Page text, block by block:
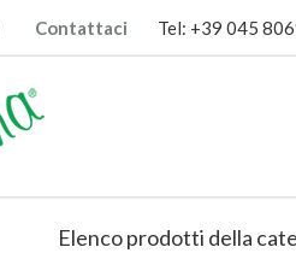
Contattaci Tel: +39 045
Elenco prodotti della